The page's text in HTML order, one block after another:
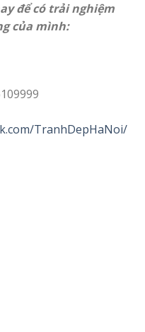
để có trải nghiệm
của mình:
TranhDepHaNoi/